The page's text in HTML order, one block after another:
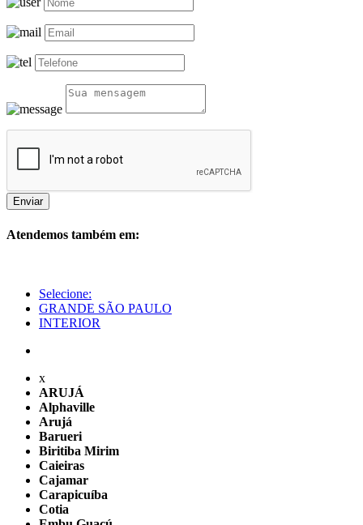
Enviar
Atendemos também em:
Selecione:
GRANDE SÃO PAULO
INTERIOR
x
ARUJÁ
Alphaville
Arujá
Barueri
Biritiba Mirim
Caieiras
Cajamar
Carapicuíba
Cotia